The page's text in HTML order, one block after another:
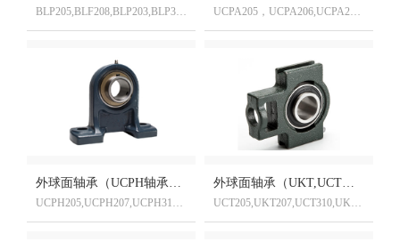
BLP205,BLF208,BLP203,BLP310,BLF320 UCPA205，UCPA206,UCPA210,UCPA218,UCPA220,UCPA320D1
外球面轴承（UCPH轴承座）
UCPH205,UCPH207,UCPH310,UCPH322D1
外球面轴承（UKT,UCT型座）
UCT205,UKT207,UCT310,UKT322